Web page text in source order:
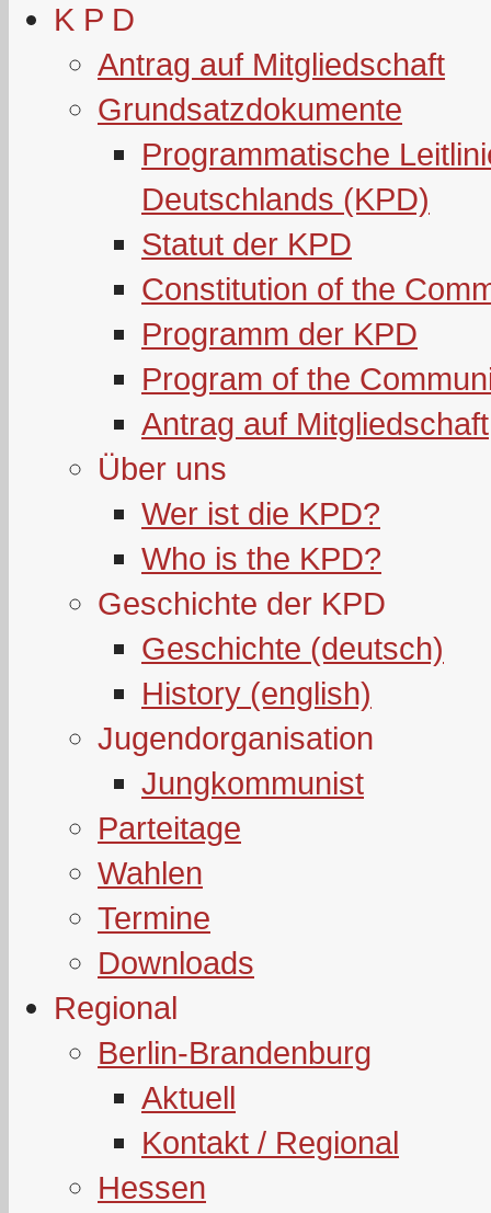
K P D
Antrag auf Mitgliedschaft
Grundsatzdokumente
Programmatische
Deutschlands (KPD)
Statut der KPD
Constitution of the
Programm der KPD
Program of the
Antrag auf Mitgliedschaft
Über uns
Wer ist die KPD?
Who is the KPD?
Geschichte der KPD
Geschichte (deutsch)
History (english)
Jugendorganisation
Jungkommunist
Parteitage
Wahlen
Termine
Downloads
Regional
Berlin-Brandenburg
Aktuell
Kontakt / Regional
Hessen